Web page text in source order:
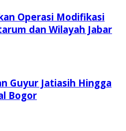
Operasi Modifikasi
dan Wilayah Jabar
Guyur Jatiasih Hingga
Bogor